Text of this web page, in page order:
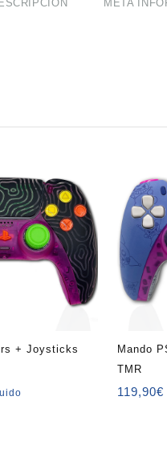
META
+ Joysticks
Mando
TMR
119,90€